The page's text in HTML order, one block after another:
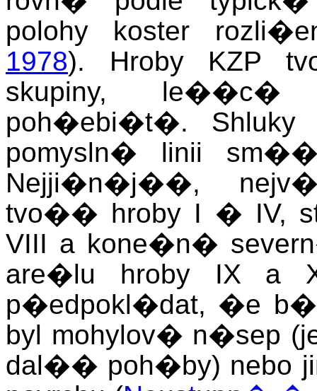
polohy koster
1978). Hroby KZP
skupiny,
poh�ebi�t�.
pomysln� linii
Nejji�n�j��,
tvo�� hroby I � IV,
VIII a kone�n�
are�lu hroby IX a
p�edpokl�dat, �e
byl mohylov� n�sep
dal�� poh�by) nebo